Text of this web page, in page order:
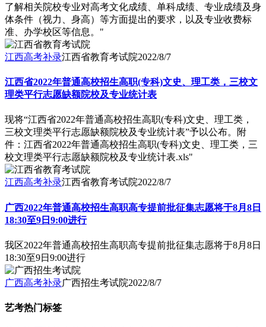
了解相关院校专业对高考文化成绩、单科成绩、专业成绩及身
体条件（视力、身高）等方面提出的要求，以及专业收费标
准、办学校区等信息。"
江西高考补录江西省教育考试院2022/8/7
江西省2022年普通高校招生高职(专科)文史、理工类，三校文
理类平行志愿缺额院校及专业统计表
现将“江西省2022年普通高校招生高职(专科)文史、理工类，
三校文理类平行志愿缺额院校及专业统计表”予以公布。附
件：江西省2022年普通高校招生高职(专科)文史、理工类，三
校文理类平行志愿缺额院校及专业统计表.xls"
江西高考补录江西省教育考试院2022/8/7
广西2022年普通高校招生高职高专提前批征集志愿将于8月8日
18:30至9日9:00进行
我区2022年普通高校招生高职高专提前批征集志愿将于8月8日
18:30至9日9:00进行
广西高考补录广西招生考试院2022/8/7
艺考热门标签